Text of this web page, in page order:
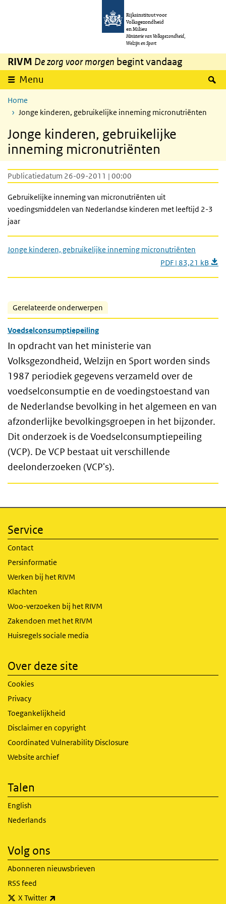
Overslaan en naar de inhoud gaan
Rijksinstituut voor
Volksgezondheid
en Milieu
Ministerie van Volksgezondheid,
Welzijn en Sport
RIVM De zorg voor morgen begint vandaag
Menu
Home
Jonge kinderen, gebruikelijke inneming micronutriënten
Jonge kinderen, gebruikelijke
inneming micronutriënten
Publicatiedatum 26-09-2011 | 00:00
Gebruikelijke inneming van micronutriënten uit
voedingsmiddelen van Nederlandse kinderen met leeftijd 2-3
jaar
Jonge kinderen, gebruikelijke inneming micronutriënten
PDF | 83,21 kB
Gerelateerde onderwerpen
Voedselconsumptiepeiling
In opdracht van het ministerie van
Volksgezondheid, Welzijn en Sport worden sinds
1987 periodiek gegevens verzameld over de
voedselconsumptie en de voedingstoestand van
de Nederlandse bevolking in het algemeen en van
afzonderlijke bevolkingsgroepen in het bijzonder.
Dit onderzoek is de Voedselconsumptiepeiling
(VCP). De VCP bestaat uit verschillende
deelonderzoeken (VCP's).
Service
Contact
Persinformatie
Werken bij het RIVM
Klachten
Woo-verzoeken bij het RIVM
Zakendoen met het RIVM
Huisregels sociale media
Over deze site
Cookies
Privacy
Toegankelijkheid
Disclaimer en copyright
Coordinated Vulnerability Disclosure
Website archief
Talen
English
Nederlands
Volg ons
Abonneren nieuwsbrieven
RSS feed
X Twitter